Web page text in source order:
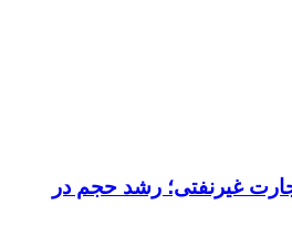
غیرنفتی؛ رشد حجم در